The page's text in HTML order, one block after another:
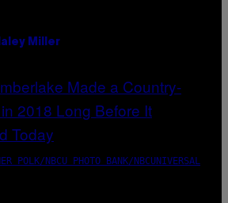
Miller
POLK/NBCU PHOTO BANK/NBCUNIVERSAL